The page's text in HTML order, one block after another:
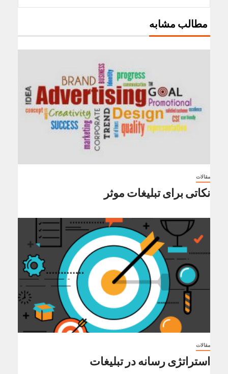
مطالب مشابه
مقالات
نکاتی برای تبلیغات موثر
مقالات
استراتژی رسانه در تبلیغات